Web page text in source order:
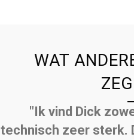
WAT
"Ik vind Dick
technisch zeer sterk.